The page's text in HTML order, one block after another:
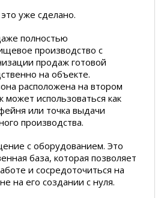
уже сделано.
полностью
производство с
продаж готовой
на объекте.
расположена на втором
использоваться как
или точка выдачи
производства.
с оборудованием. Это
база, которая позволяет
и сосредоточиться на
на его создании с нуля.